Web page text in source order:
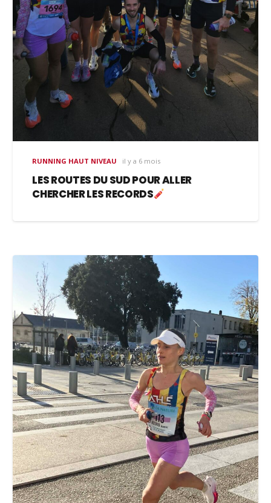
RUNNING HAUT NIVEAU il y a 6 mois
LES ROUTES DU SUD POUR ALLER
CHERCHER LES RECORDS